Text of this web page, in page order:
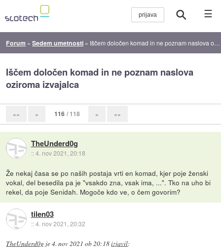
☰
Forum »Sedem umetnosti » Iščem določen komad in ne poznam naslova oziroma izvajalca
Iščem določen komad in ne poznam naslova
oziroma izvajalca
«« « 116 / 118 » »»
TheUnderd0g
::4. nov 2021, 20:18
Že nekaj časa se po naših postaja vrti en komad, kjer poje ženski
vokal, del besedila pa je "vsakdo zna, vsak ima, ...". Tko na uho bi
rekel, da poje Senidah. Mogoče kdo ve, o čem govorim?
tilen03
::4. nov 2021, 20:32
TheUnderd0g je4. nov 2021 ob 20:18izjavil: